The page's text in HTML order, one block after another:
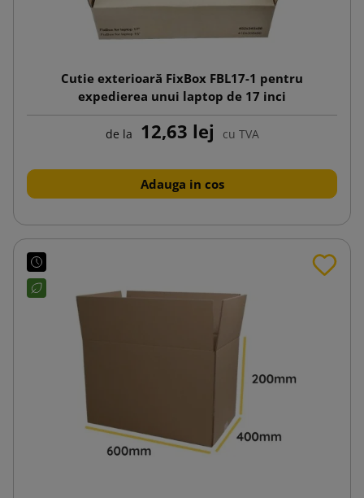
Cutie exterioară FixBox FBL17-1 pentru
expedierea unui laptop de 17 inci
de la 12,63 lej cu TVA
Adauga in cos